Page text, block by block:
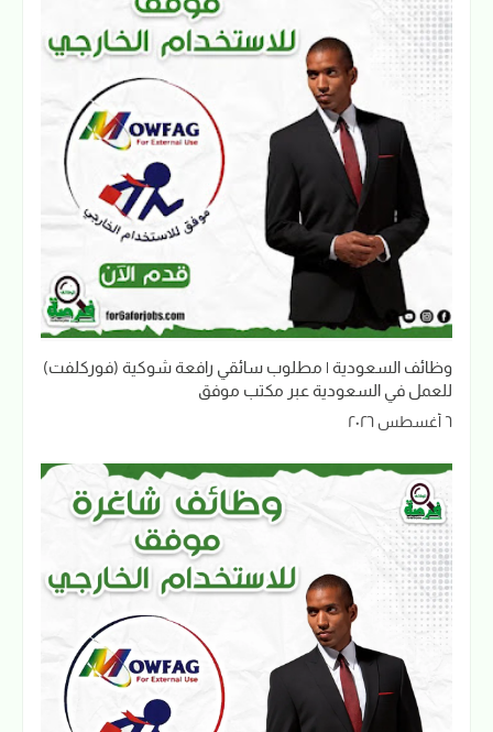
وظائف السعودية | مطلوب سائقي رافعة شوكية (فوركلفت)
للعمل في السعودية عبر مكتب موفق
٦ أغسطس ٢٠٢٦